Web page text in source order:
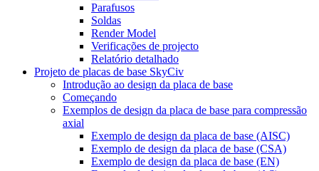
Parafusos
Soldas
Render Model
Verificações de projecto
Relatório detalhado
Projeto de placas de base SkyCiv
Introdução ao design da placa de base
Começando
Exemplos de design da placa de base para compressão
axial
Exemplo de design da placa de base (AISC)
Exemplo de design da placa de base (CSA)
Exemplo de design da placa de base (EN)